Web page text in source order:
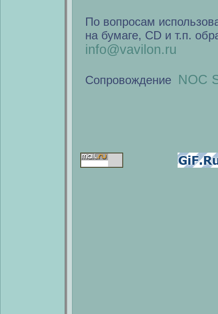
По вопросам
на бумаге, CD и т.п.
info@vavilon.ru
Сопровождение NOC